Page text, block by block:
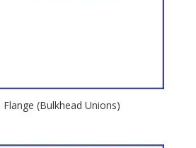
(Bulkhead Unions)